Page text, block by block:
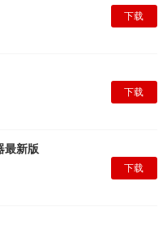
下载
下载
最新版
下载